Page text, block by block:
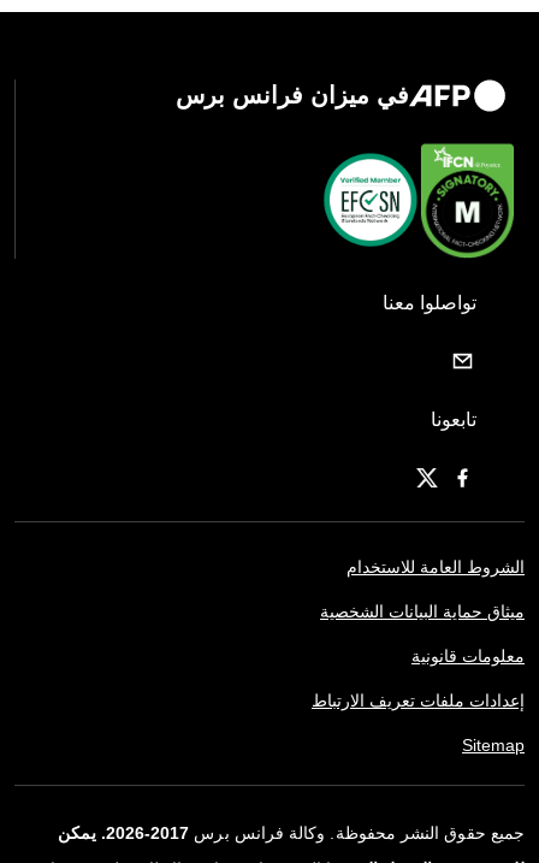
في ميزان فرانس برس
تواصلوا معنا
تابعونا
الشروط العامة للاستخدام
ميثاق حماية البيانات الشخصية
معلومات قانونية
إعدادات ملفات تعريف الارتباط
Sitemap
جميع حقوق النشر محفوظة. وكالة فرانس برس
2017-2026. يمكن